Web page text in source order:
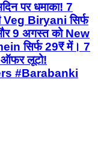
पर धमाका! 7
Veg Biryani सिर्फ
9 अगस्त को New
सिर्फ 29₹ में। 7
लूटो!
#Barabanki